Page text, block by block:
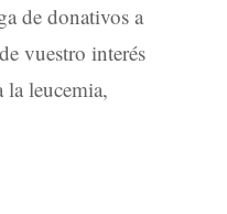
de donativos a
vuestro interés
la leucemia,